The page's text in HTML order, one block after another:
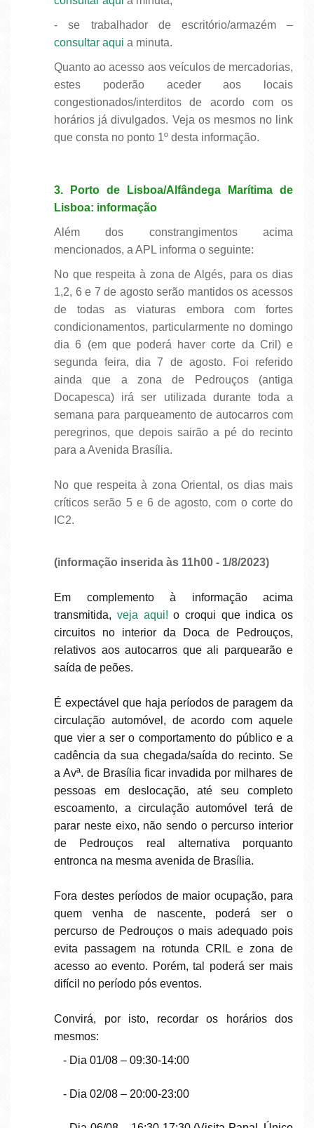
- se trabalhador de escritório/armazém –
consultar aqui a minuta.
Quanto ao acesso aos veículos de mercadorias,
estes poderão aceder aos locais
congestionados/interditos de acordo com os
horários já divulgados. Veja os mesmos no link
que consta no ponto 1º desta informação.
3. Porto de Lisboa/Alfândega Marítima de
Lisboa: informação
Além dos constrangimentos acima
mencionados, a APL informa o seguinte:
No que respeita à zona de Algés, para os dias
1,2, 6 e 7 de agosto serão mantidos os acessos
de todas as viaturas embora com fortes
condicionamentos, particularmente no domingo
dia 6 (em que poderá haver corte da Cril) e
segunda feira, dia 7 de agosto. Foi referido
ainda que a zona de Pedrouços (antiga
Docapesca) irá ser utilizada durante toda a
semana para parqueamento de autocarros com
peregrinos, que depois sairão a pé do recinto
para a Avenida Brasília.
No que respeita à zona Oriental, os dias mais
críticos serão 5 e 6 de agosto, com o corte do
IC2.
(informação inserida às 11h00 - 1/8/2023)
Em complemento à informação acima
transmitida, veja aqui! o croqui que indica os
circuitos no interior da Doca de Pedrouços,
relativos aos autocarros que ali parquearão e
saída de peões.
É expectável que haja períodos de paragem da
circulação automóvel, de acordo com aquele
que vier a ser o comportamento do público e a
cadência da sua chegada/saída do recinto. Se
a Avª. de Brasília ficar invadida por milhares de
pessoas em deslocação, até seu completo
escoamento, a circulação automóvel terá de
parar neste eixo, não sendo o percurso interior
de Pedrouços real alternativa porquanto
entronca na mesma avenida de Brasília.
Fora destes períodos de maior ocupação, para
quem venha de nascente, poderá ser o
percurso de Pedrouços o mais adequado pois
evita passagem na rotunda CRIL e zona de
acesso ao evento. Porém, tal poderá ser mais
difícil no período pós eventos.
Convirá, por isto, recordar os horários dos
mesmos:
- Dia 01/08 – 09:30-14:00
- Dia 02/08 – 20:00-23:00